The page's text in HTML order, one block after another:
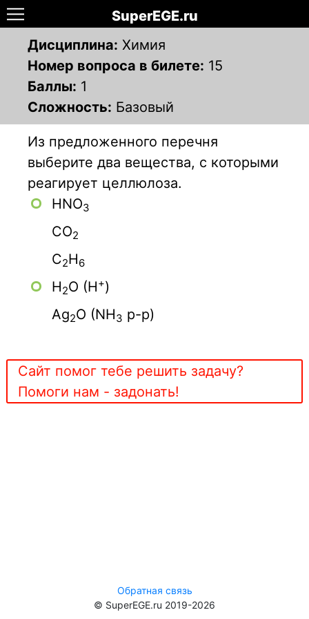
SuperEGE.ru
Дисциплина: Химия
Номер вопроса в билете: 15
Баллы: 1
Сложность: Базовый
Из предложенного перечня
выберите два вещества, с которыми
реагирует целлюлоза.
HNO3
СO2
С2Н6
Н2O (Н+)
Ag2O (NH3 р-р)
Сайт помог тебе решить задачу?
Помоги нам - задонать!
Обратная связь
© SuperEGE.ru 2019-2026